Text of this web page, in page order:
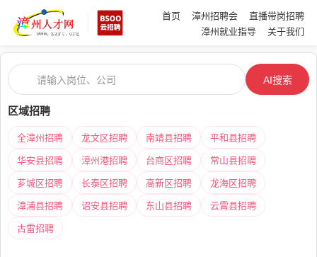
首页 漳州招聘会
直播带岗招聘
漳州就业指导
关于我们
AI搜索
区域招聘
全漳州招聘 龙文区招聘 南靖县招聘
平和县招聘
华安县招聘
漳州港招聘 台商区招聘
常山县招聘
芗城区招聘
长泰区招聘 高新区招聘
龙海区招聘
漳浦县招聘
诏安县招聘 东山县招聘
云霄县招聘
古雷招聘